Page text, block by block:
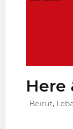
Here
Beirut,